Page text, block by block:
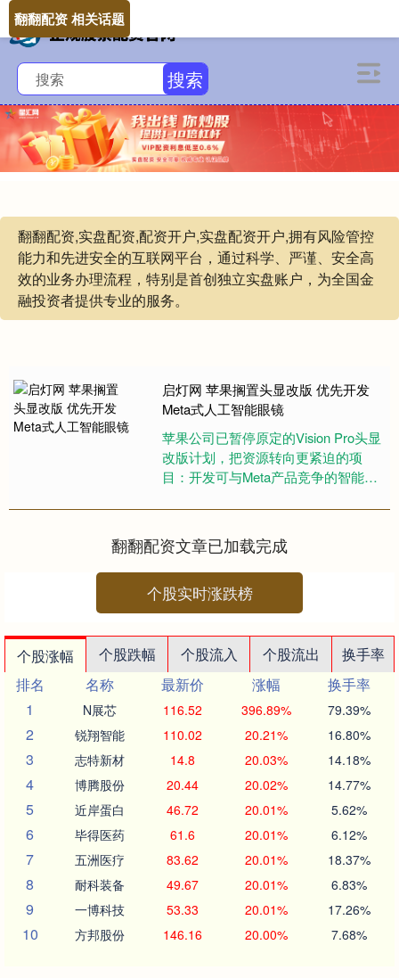
搜索
翻翻配资,实盘配资,配资开户,实盘配资开户,拥有风险管控
能力和先进安全的互联网平台，通过科学、严谨、安全高
效的业务办理流程，特别是首创独立实盘账户，为全国金
融投资者提供专业的服务。
翻翻配资 相关话题
启灯网 苹果搁置头显改版 优先开发
Meta式人工智能眼镜
苹果公司已暂停原定的Vision Pro头显
改版计划，把资源转向更紧迫的项
目：开发可与Meta产品竞争的智能眼
2027年推出一....
翻翻配资文章已加载完成
个股实时涨跌榜
个股涨幅 个股跌幅 个股流入 个股流出
换手率
排名
名称 最新价 涨幅
换手率
1
N展芯 116.52 396.89% 79.39%
2 锐翔智能 110.02 20.21% 16.80%
3 志特新材 14.8 20.03% 14.18%
4 博腾股份 20.44 20.02% 14.77%
5 近岸蛋白 46.72 20.01% 5.62%
6 毕得医药 61.6 20.01% 6.12%
7 五洲医疗 83.62 20.01% 18.37%
8 耐科装备 49.67 20.01% 6.83%
9 一博科技 53.33 20.01% 17.26%
10 方邦股份 146.16 20.00% 7.68%